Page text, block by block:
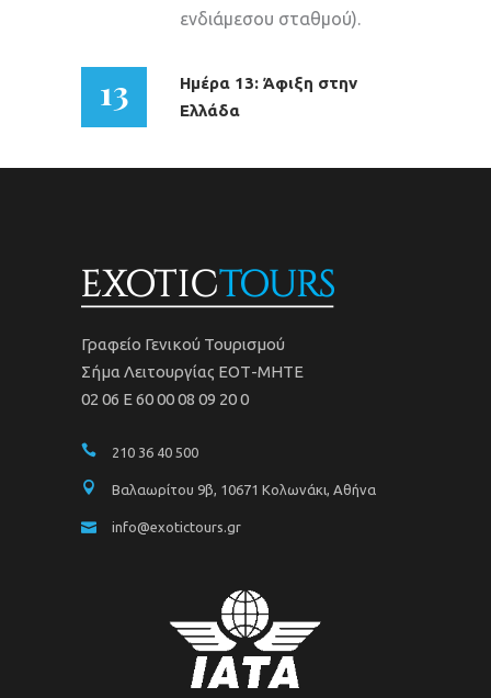
ενδιάμεσου σταθμού).
13
Ημέρα 13: Άφιξη στην
Ελλάδα
Γραφείο Γενικού Τουρισμού
Σήμα Λειτουργίας ΕΟΤ-ΜΗΤΕ
02 06 Ε 60 00 08 09 20 0
210 36 40 500
Βαλαωρίτου 9β, 10671 Κολωνάκι, Αθήνα
info@exotictours.gr